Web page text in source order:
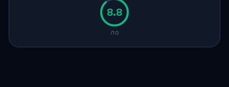
8.8
/10